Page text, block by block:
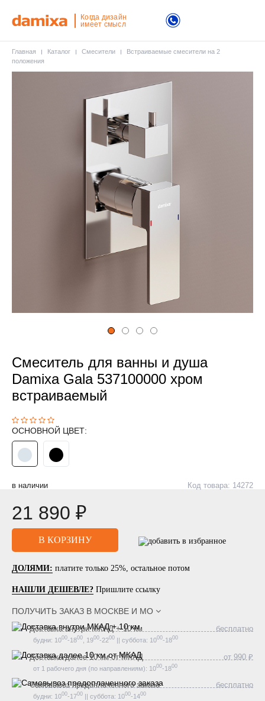
Когда дизайн
имеет смысл
Главная Каталог Смесители
Встраиваемые смесители на 2
положения
Смеситель для ванны и душа
Damixa Gala 537100000 хром
встраиваемый
ОСНОВНОЙ ЦВЕТ:
Код товара: 14272
в наличии
21 890 ₽
ДОЛЯМИ: платите только 25%, остальное потом
НАШЛИ ДЕШЕВЛЕ? Пришлите ссылку
ПОЛУЧИТЬ ЗАКАЗ В МОСКВЕ И МО
Доставка внутри МКАД + 10 км
будни: 1000-1800 , 1900-2200 || суббота: 1000-1800
бесплатно
Доставка далее 10 км от МКАД
от 1 рабочего дня (по направлениям): 1000-1800
от 990 ₽
Самовывоз предоплаченного заказа
будни: 1000-1700 || суббота: 1000-1400
бесплатно